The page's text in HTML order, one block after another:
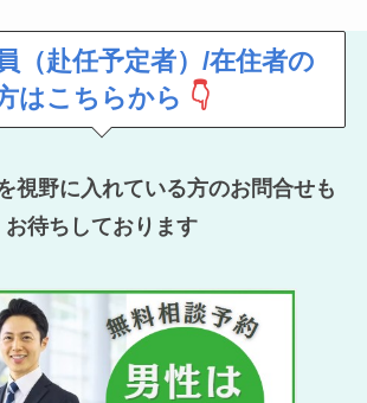
（赴任予定者）/在住者の
はこちらから 👇
視野に入れている方のお問合せも
お待ちしております